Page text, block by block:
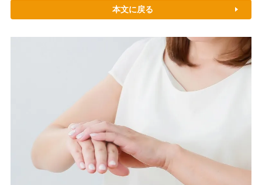
本文に戻る